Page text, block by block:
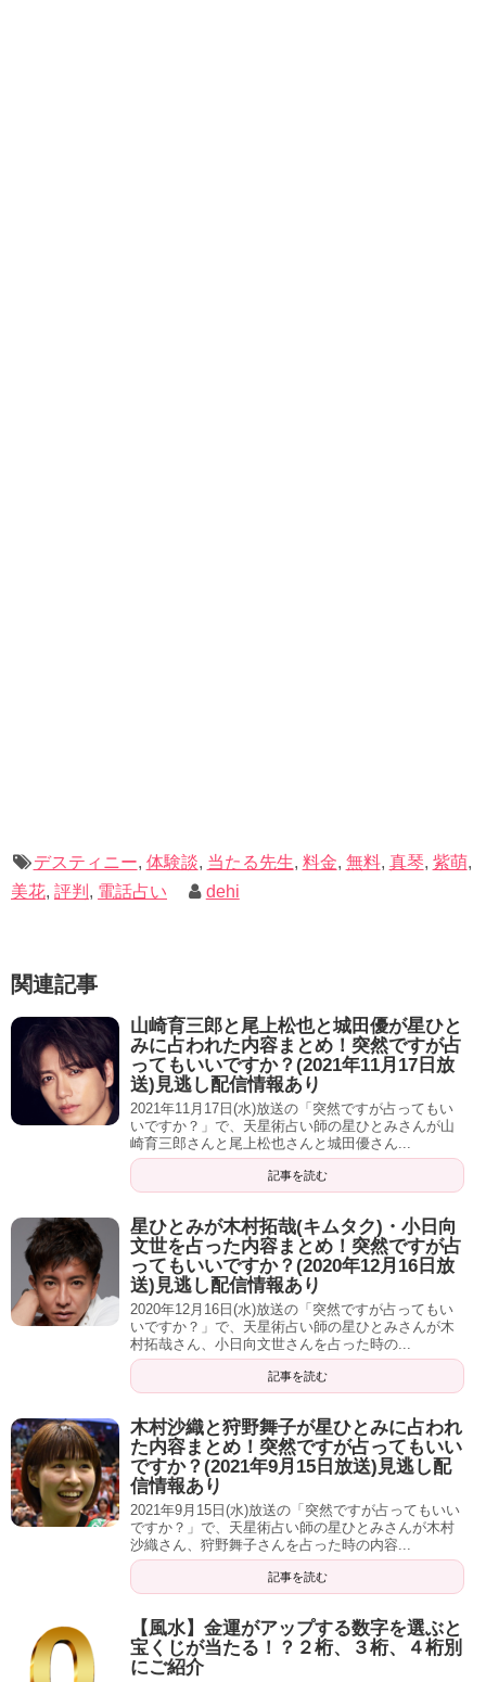
果、メンタルが強くなるとは…。
やはり心理カウンセラーの資格保有者が多いからこその
今も時々、強い思い込みに支配されノイローゼ気味にな
で違うんですよね。
（出典： ウラスピ）
占いだけではなく、カウンセリング的な意味でも心が軽く
なる効果が見込める
ということですね。
私も時折利用していますが一番的を得ているのがこちら
のサイトですね。
安定して鑑定してくれる先生方が多い印象です。
色んなサイトを経て感じたことです。
（出典：レディスピ）
＼デスティニーの無料会員登録はコチラのバナーから！／
電話占いデスティニー
＜新規登録手順の解説はこちら！＞
【電話占い】デスティニーの新規登録手
順を写真付きで完全解説！10分無料特典
を受ける方法も
どの占い師でも、初回10分無料で通話できる電話占
いデスティニー。 初回特典がかなりお得な内容なの
で、初めて電話占いを利用する方におすす...
2020-10-29 11:21
電話占いデスティニーの当たる先生は？【真
琴・美花・紫萌】
というものが存在し、 逆に日頃あまりスポットの当たらな
い先生が、そのお客様にとって最良の結果を導いてくれる
ケースがある」
という考えのもと、電話占いデスティニーでは公式に占い
師ランキングを作成していません。
…とはいえ、７０名を超える占い師さんの中からいきなり
デスティニー, 体験談, 当たる先生, 料金, 無料, 真琴, 紫萌,
美花, 評判 , 電話占い dehi
関連記事
山崎育三郎と尾上松也と城田優が星ひと
みに占われた内容まとめ！突然ですが占
ってもいいですか？(2021年11月17日放
送)見逃し配信情報あり
2021年11月17日(水)放送の「突然ですが占ってもい
いですか？」で、天星術占い師の星ひとみさんが山
崎育三郎さんと尾上松也さんと城田優さん...
記事を読む
星ひとみが木村拓哉(キムタク)・小日向
文世を占った内容まとめ！突然ですが占
ってもいいですか？(2020年12月16日放
送)見逃し配信情報あり
2020年12月16日(水)放送の「突然ですが占ってもい
いですか？」で、天星術占い師の星ひとみさんが木
村拓哉さん、小日向文世さんを占った時の...
記事を読む
木村沙織と狩野舞子が星ひとみに占われ
た内容まとめ！突然ですが占ってもいい
ですか？(2021年9月15日放送)見逃し配
信情報あり
2021年9月15日(水)放送の「突然ですが占ってもいい
ですか？」で、天星術占い師の星ひとみさんが木村
沙織さん、狩野舞子さんを占った時の内容...
記事を読む
【風水】金運がアップする数字を選ぶと
宝くじが当たる！？２桁、３桁、４桁別
にご紹介